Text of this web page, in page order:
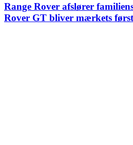
Range Rover afslører
Rover GT bliver mærkets